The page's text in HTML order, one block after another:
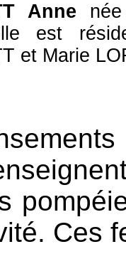
Anne
est
et Marie
Ces